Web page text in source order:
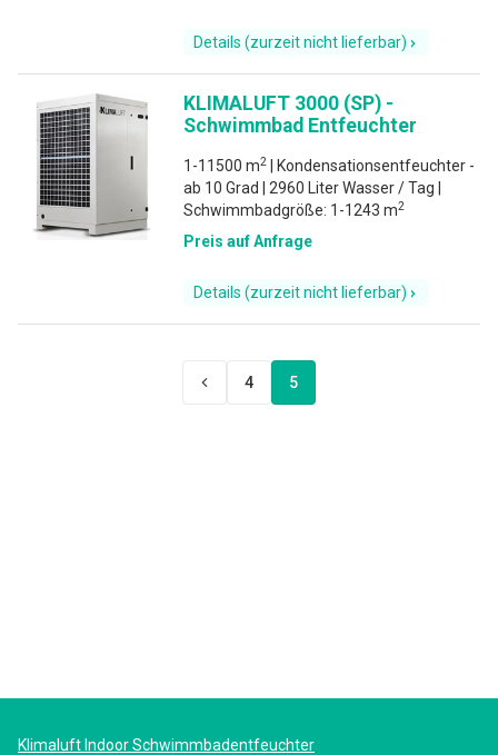
Details (zurzeit nicht lieferbar)
KLIMALUFT 3000 (SP) -
Schwimmbad Entfeuchter
1-11500 m2
| Kondensationsentfeuchter -
ab 10 Grad | 2960 Liter Wasser / Tag |
Schwimmbadgröße: 1-1243 m2
Preis auf Anfrage
Details (zurzeit nicht lieferbar)
4 5
Klimaluft Indoor Schwimmbadentfeuchter